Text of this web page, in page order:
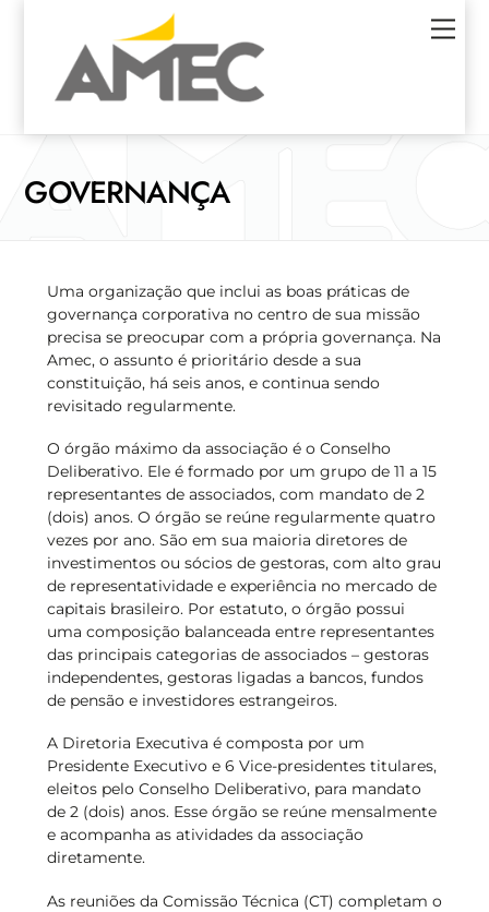
GOVERNANÇA
Uma organização que inclui as boas práticas de
governança corporativa no centro de sua missão
precisa se preocupar com a própria governança. Na
Amec, o assunto é prioritário desde a sua
constituição, há seis anos, e continua sendo
revisitado regularmente.
O órgão máximo da associação é o Conselho
Deliberativo. Ele é formado por um grupo de 11 a 15
representantes de associados, com mandato de 2
(dois) anos. O órgão se reúne regularmente quatro
vezes por ano. São em sua maioria diretores de
investimentos ou sócios de gestoras, com alto grau
de representatividade e experiência no mercado de
capitais brasileiro. Por estatuto, o órgão possui
uma composição balanceada entre representantes
das principais categorias de associados – gestoras
independentes, gestoras ligadas a bancos, fundos
de pensão e investidores estrangeiros.
A Diretoria Executiva é composta por um
Presidente Executivo e 6 Vice-presidentes titulares,
eleitos pelo Conselho Deliberativo, para mandato
de 2 (dois) anos. Esse órgão se reúne mensalmente
e acompanha as atividades da associação
diretamente.
As reuniões da Comissão Técnica (CT) completam o